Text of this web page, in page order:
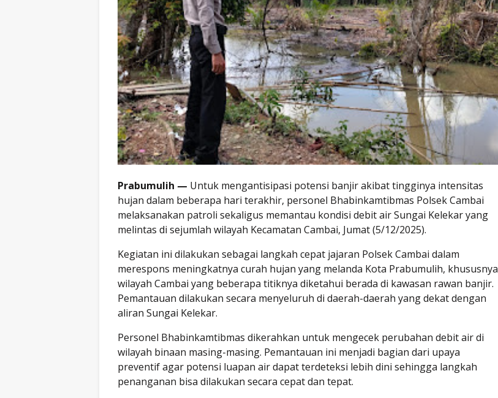
Prabumulih — Untuk mengantisipasi potensi banjir akibat tingginya intensitas
hujan dalam beberapa hari terakhir, personel Bhabinkamtibmas Polsek Cambai
melaksanakan patroli sekaligus memantau kondisi debit air Sungai Kelekar yang
melintas di sejumlah wilayah Kecamatan Cambai, Jumat (5/12/2025).
Kegiatan ini dilakukan sebagai langkah cepat jajaran Polsek Cambai dalam
merespons meningkatnya curah hujan yang melanda Kota Prabumulih, khususnya
wilayah Cambai yang beberapa titiknya diketahui berada di kawasan rawan banjir.
Pemantauan dilakukan secara menyeluruh di daerah-daerah yang dekat dengan
aliran Sungai Kelekar.
Personel Bhabinkamtibmas dikerahkan untuk mengecek perubahan debit air di
wilayah binaan masing-masing. Pemantauan ini menjadi bagian dari upaya
preventif agar potensi luapan air dapat terdeteksi lebih dini sehingga langkah
penanganan bisa dilakukan secara cepat dan tepat.